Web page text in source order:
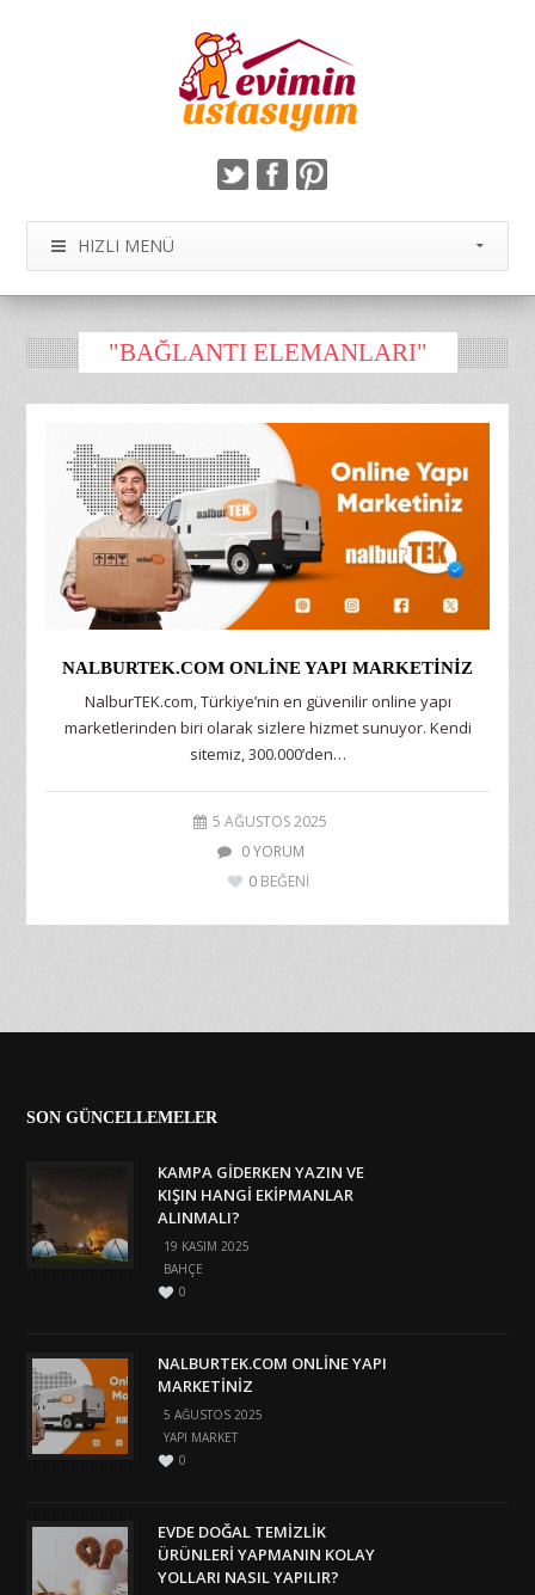
HIZLI MENÜ
"BAĞLANTI ELEMANLARI"
NALBURTEK.COM ONLINE YAPI MARKETINIZ
NalburTEK.com, Türkiye’nin en güvenilir online yapı
marketlerinden biri olarak sizlere hizmet sunuyor. Kendi
sitemiz, 300.000’den…
5 AĞUSTOS 2025
0 YORUM
0BEĞENİ
SON GÜNCELLEMELER
KAMPA GIDERKEN YAZIN VE
KIŞIN HANGI EKIPMANLAR
ALINMALI?
19 KASIM 2025
BAHÇE
0
NALBURTEK.COM ONLINE YAPI
MARKETINIZ
5 AĞUSTOS 2025
YAPI MARKET
0
EVDE DOĞAL TEMIZLIK
ÜRÜNLERI YAPMANIN KOLAY
YOLLARI NASIL YAPILIR?